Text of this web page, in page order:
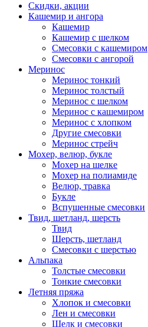
Скидки, акции
Кашемир и ангора
Кашемир
Кашемир с шелком
Смесовки с кашемиром
Смесовки с ангорой
Меринос
Меринос тонкий
Меринос толстый
Меринос с шелком
Меринос с кашемиром
Меринос с хлопком
Другие смесовки
Меринос стрейч
Мохер, велюр, букле
Мохер на шелке
Мохер на полиамиде
Велюр, травка
Букле
Вспушенные смесовки
Твид, шетланд, шерсть
Твид
Шерсть, шетланд
Смесовки с шерстью
Альпака
Толстые смесовки
Тонкие смесовки
Летняя пряжа
Хлопок и смесовки
Лен и смесовки
Шелк и смесовки